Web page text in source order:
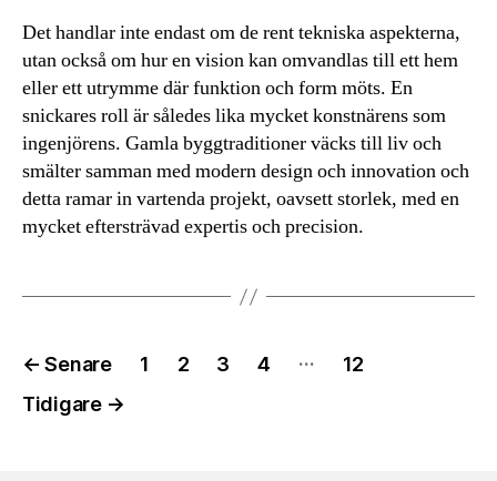
Det handlar inte endast om de rent tekniska aspekterna,
utan också om hur en vision kan omvandlas till ett hem
eller ett utrymme där funktion och form möts. En
snickares roll är således lika mycket konstnärens som
ingenjörens. Gamla byggtraditioner väcks till liv och
smälter samman med modern design och innovation och
detta ramar in vartenda projekt, oavsett storlek, med en
mycket eftersträvad expertis och precision.
Inläggsnavigering
← Senare 1 2 3 4 …
12
Tidigare →